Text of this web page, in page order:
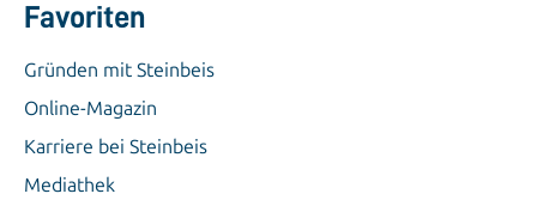
Favoriten
Gründen mit Steinbeis
Online-Magazin
Karriere bei Steinbeis
Mediathek